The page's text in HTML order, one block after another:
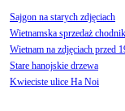
Sajgon na starych zdjęciach
Wietnamska sprzedaż
Wietnam na zdjęciach przed
Stare hanojskie drzewa
Kwieciste ulice Ha Noi